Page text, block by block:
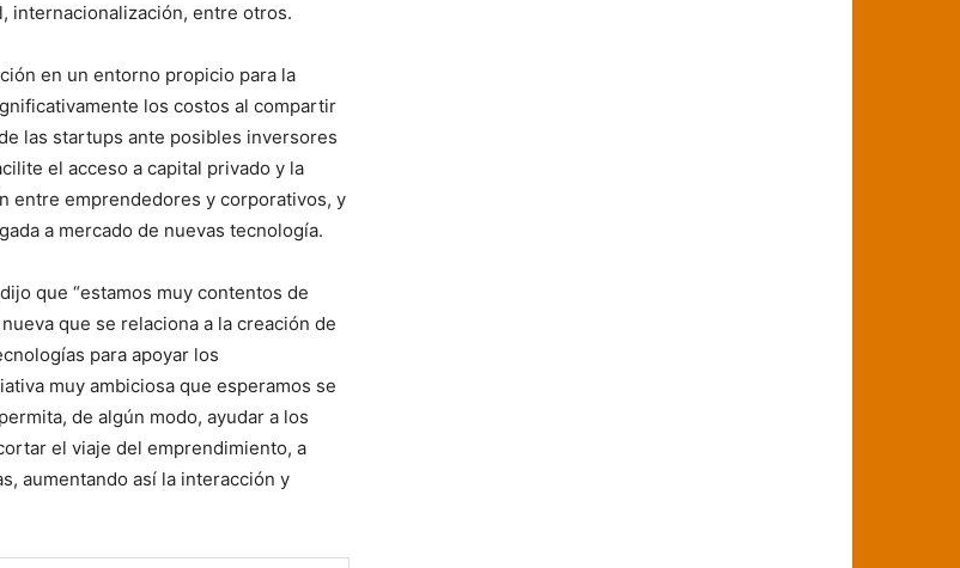
internacionalización, entre otros.
en un entorno propicio para la
los costos al compartir
las startups ante posibles inversores
el acceso a capital privado y la
entre emprendedores y corporativos, y
a mercado de nuevas tecnología.
que “estamos muy contentos de
que se relaciona a la creación de
para apoyar los
muy ambiciosa que esperamos se
de algún modo, ayudar a los
el viaje del emprendimiento, a
aumentando así la interacción y